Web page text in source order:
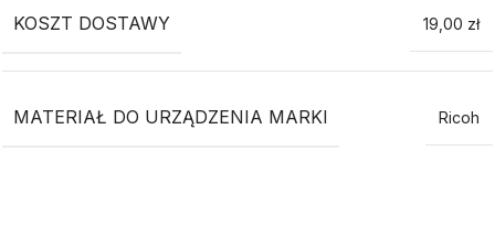
KOSZT DOSTAWY 19,00 zł
MATERIAŁ DO URZĄDZENIA MARKI Ricoh